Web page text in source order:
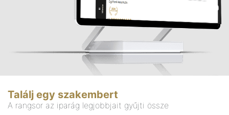
Találj egy szakembert
A rangsor az iparág legjobbjait gyűjti össze